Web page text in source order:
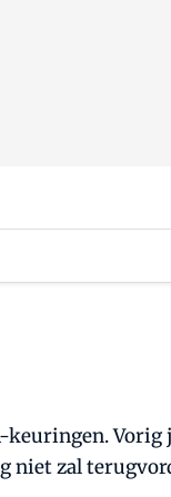
niet zal